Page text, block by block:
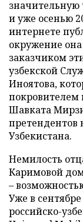
значительную
и уже осенью
интернете
окружение она
заказчиком
узбекской
Иноятова,
Шавката
претендентов
Узбекистана.
Немилость
Каримовой
–
Уже в
российско-